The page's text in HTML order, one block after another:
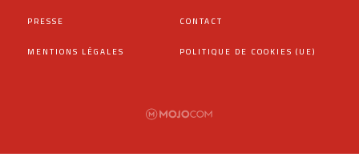
PRESSE
CONTACT
MENTIONS LÉGALES
POLITIQUE DE COOKIES (UE)